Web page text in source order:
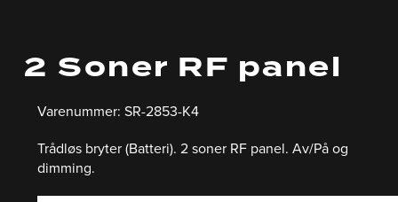
2 Soner RF panel
Varenummer: SR-2853-K4
Trådløs bryter (Batteri). 2 soner RF panel. Av/På og
dimming.